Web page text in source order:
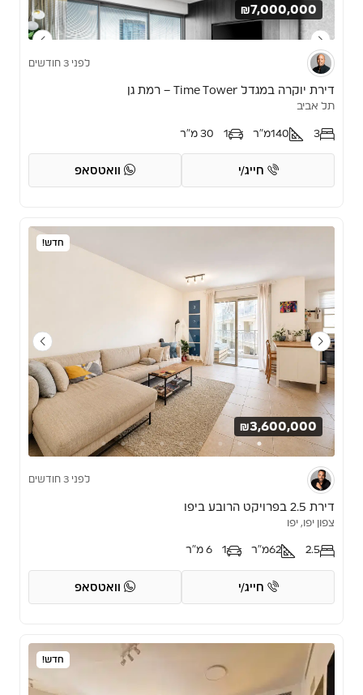
₪7,000,000
לפני 3 חודשים
דירת יוקרה במגדל Time Tower – רמת גן
תל אביב
3
140מ"ר 1 30 מ"ר
חייג/י וואטסאפ
חדש!
₪3,600,000
לפני 3 חודשים
דירת 2.5 בפרויקט הרובע ביפו
צפון יפו, יפו
2.5
62מ"ר 1 6 מ"ר
חייג/י וואטסאפ
חדש!